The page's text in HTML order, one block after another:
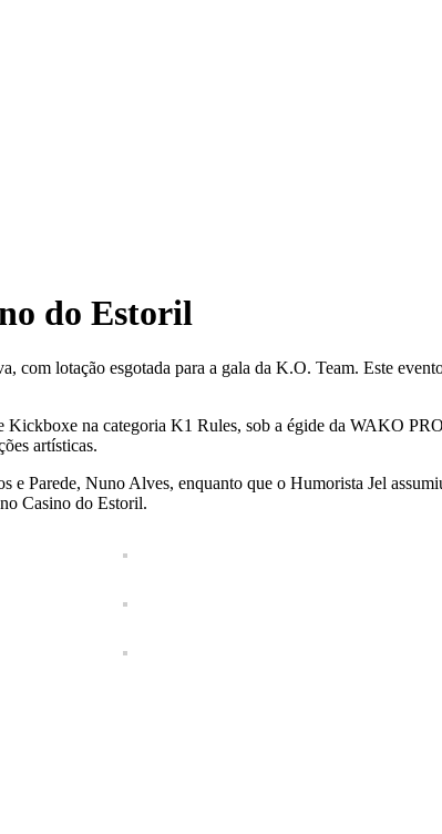
do Estoril
com lotação esgotada para a gala da K.O. Team. Este
na categoria K1 Rules, sob a égide da WAKO
artísticas.
e Parede, Nuno Alves, enquanto que o Humorista Jel
Casino do Estoril.